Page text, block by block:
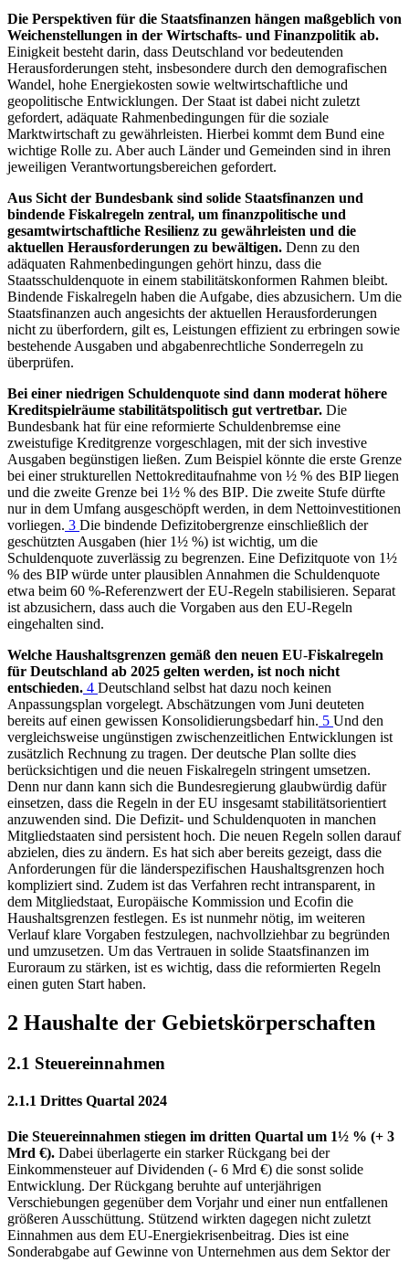
Die Perspektiven für die Staatsfinanzen hängen maßgeblich von
Weichenstellungen in der Wirtschafts- und Finanzpolitik ab.
Einigkeit besteht darin, dass Deutschland vor bedeutenden
Herausforderungen steht, insbesondere durch den demografischen
Wandel, hohe Energiekosten sowie weltwirtschaftliche und
geopolitische Entwicklungen. Der Staat ist dabei nicht zuletzt
gefordert, adäquate Rahmenbedingungen für die soziale
Marktwirtschaft zu gewährleisten. Hierbei kommt dem Bund eine
wichtige Rolle zu. Aber auch Länder und Gemeinden sind in ihren
jeweiligen Verantwortungsbereichen gefordert.
Aus Sicht der Bundesbank sind solide Staatsfinanzen und
bindende Fiskalregeln zentral, um finanzpolitische und
gesamtwirtschaftliche Resilienz zu gewährleisten und die
aktuellen Herausforderungen zu bewältigen. Denn zu den
adäquaten Rahmenbedingungen gehört hinzu, dass die
Staatsschuldenquote in einem stabilitätskonformen Rahmen bleibt.
Bindende Fiskalregeln haben die Aufgabe, dies abzusichern. Um die
Staatsfinanzen auch angesichts der aktuellen Herausforderungen
nicht zu überfordern, gilt es, Leistungen effizient zu erbringen sowie
bestehende Ausgaben und abgabenrechtliche Sonderregeln zu
überprüfen.
Bei einer niedrigen Schuldenquote sind dann moderat höhere
Kreditspielräume stabilitätspolitisch gut vertretbar. Die
Bundesbank hat für eine reformierte Schuldenbremse eine
zweistufige Kreditgrenze vorgeschlagen, mit der sich investive
Ausgaben begünstigen ließen. Zum Beispiel könnte die erste Grenze
bei einer strukturellen Nettokreditaufnahme von ½ % des BIPliegen
und die zweite Grenze bei 1½ % des BIP. Die zweite Stufe dürfte
nur in dem Umfang ausgeschöpft werden, in dem Nettoinvestitionen
vorliegen. 3 Die bindende Defizitobergrenze einschließlich der
geschützten Ausgaben (hier 1½ %) ist wichtig, um die
Schuldenquote zuverlässig zu begrenzen. Eine Defizitquote von 1½
% des BIPwürde unter plausiblen Annahmen die Schuldenquote
etwa beim 60 %-Referenzwert derEU-Regeln stabilisieren. Separat
ist abzusichern, dass auch die Vorgaben aus den EU-Regeln
eingehalten sind.
Welche Haushaltsgrenzen gemäß den neuen EU-Fiskalregeln
für Deutschland ab 2025 gelten werden, ist noch nicht
entschieden. 4 Deutschland selbst hat dazu noch keinen
Anpassungsplan vorgelegt. Abschätzungen vom Juni deuteten
bereits auf einen gewissen Konsolidierungsbedarf hin. 5 Und den
vergleichsweise ungünstigen zwischenzeitlichen Entwicklungen ist
zusätzlich Rechnung zu tragen. Der deutsche Plan sollte dies
berücksichtigen und die neuen Fiskalregeln stringent umsetzen.
Denn nur dann kann sich die Bundesregierung glaubwürdig dafür
einsetzen, dass die Regeln in derEU insgesamt stabilitätsorientiert
anzuwenden sind. Die Defizit- und Schuldenquoten in manchen
Mitgliedstaaten sind persistent hoch. Die neuen Regeln sollen darauf
abzielen, dies zu ändern. Es hat sich aber bereits gezeigt, dass die
Anforderungen für die länderspezifischen Haushaltsgrenzen hoch
kompliziert sind. Zudem ist das Verfahren recht intransparent, in
dem Mitgliedstaat, Europäische Kommission und Ecofin die
Haushaltsgrenzen festlegen. Es ist nunmehr nötig, im weiteren
Verlauf klare Vorgaben festzulegen, nachvollziehbar zu begründen
und umzusetzen. Um das Vertrauen in solide Staatsfinanzen im
Euroraum zu stärken, ist es wichtig, dass die reformierten Regeln
einen guten Start haben.
2 Haushalte der Gebietskörperschaften
2.1 Steuereinnahmen
2.1.1 Drittes Quartal 2024
Die Steuereinnahmen stiegen im dritten Quartal um 1½ % (+ 3
Mrd €). Dabei überlagerte ein starker Rückgang bei der
Einkommensteuer auf Dividenden (- 6 Mrd €) die sonst solide
Entwicklung. Der Rückgang beruhte auf unterjährigen
Verschiebungen gegenüber dem Vorjahr und einer nun entfallenen
größeren Ausschüttung. Stützend wirkten dagegen nicht zuletzt
Einnahmen aus dem EU-Energiekrisenbeitrag. Dies ist eine
Sonderabgabe auf Gewinne von Unternehmen aus dem Sektor der